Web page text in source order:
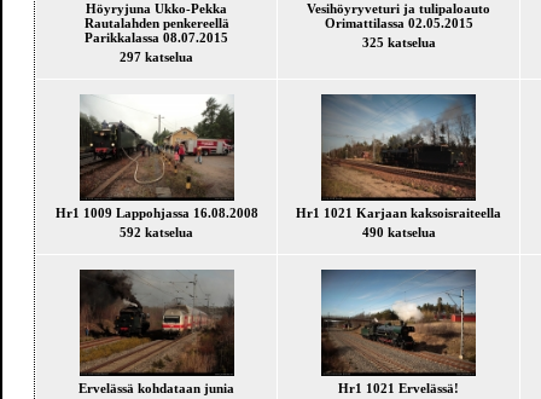
Höyryjuna Ukko-Pekka
Rautalahden penkereellä
Parikkalassa 08.07.2015
297 katselua
Vesihöyryveturi ja tulipaloauto
Orimattilassa 02.05.2015
325 katselua
Hr1 1009 Lappohjassa 16.08.2008
592 katselua
Hr1 1021 Karjaan kaksoisraiteella
490 katselua
Ervelässä kohdataan junia
Hr1 1021 Ervelässä!